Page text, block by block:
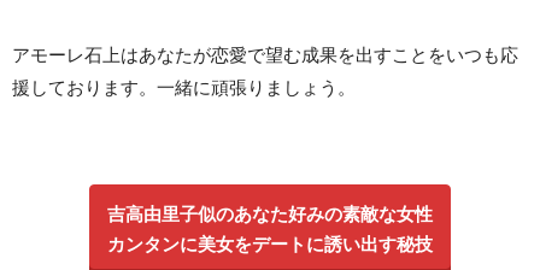
アモーレ石上はあなたが恋愛で望む成果を出すことをいつも応
援しております。一緒に頑張りましょう。
吉高由里子似のあなた好みの素敵な女性
カンタンに美女をデートに誘い出す秘技